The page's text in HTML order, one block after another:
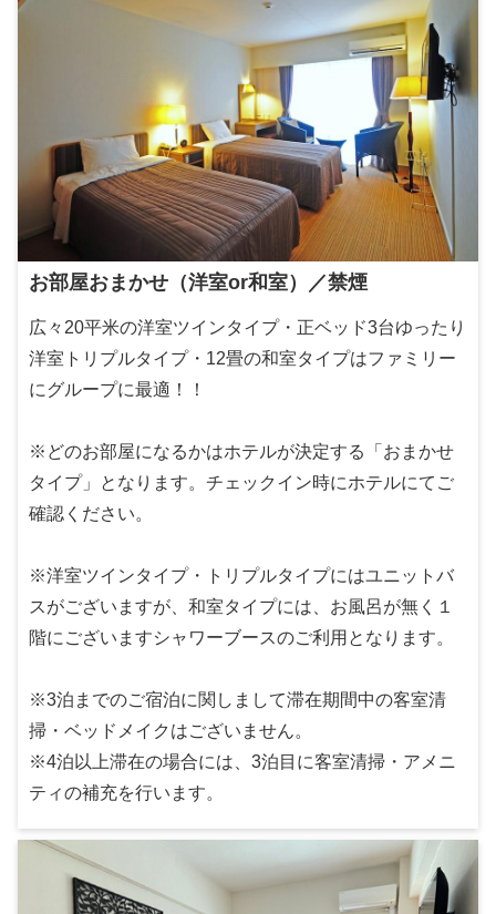
お部屋おまかせ（洋室or和室）／禁煙
広々20平米の洋室ツインタイプ・正ベッド3台ゆったり
洋室トリプルタイプ・12畳の和室タイプはファミリー
にグループに最適！！
※どのお部屋になるかはホテルが決定する「おまかせ
タイプ」となります。チェックイン時にホテルにてご
確認ください。
※洋室ツインタイプ・トリプルタイプにはユニットバ
スがございますが、和室タイプには、お風呂が無く１
階にございますシャワーブースのご利用となります。
※3泊までのご宿泊に関しまして滞在期間中の客室清
掃・ベッドメイクはございません。
※4泊以上滞在の場合には、3泊目に客室清掃・アメニ
ティの補充を行います。